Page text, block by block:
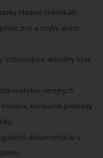
hladinu chemikálií,
pH) a chyby alebo
zobrazujúce aktuálny stav
verejných
korelačné prehľady
dokumentáciu v